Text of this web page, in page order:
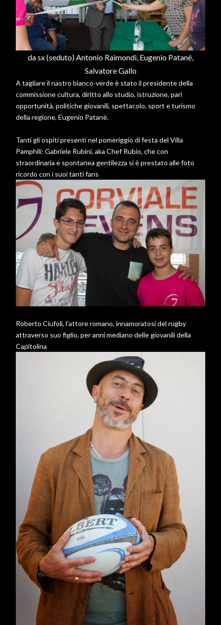
da sx (seduto) Antonio Raimondi, Eugenio Patané,
Salvatore Gallo
A tagliare il nastro bianco-verde è stato il presidente della
commissione cultura, diritto allo studio, istruzione, pari
opportunità, politiche giovanili, spettacolo, sport e turismo
della regione, Eugenio Patanè.
Tanti gli ospiti presenti nel pomeriggio di festa del Villa
Pamphili: Gabriele Rubini, aka Chef Rubio, che con
straordinaria e spontanea gentilezza si è prestato alle foto
ricordo con i suoi tanti fans
Roberto Ciufoli, l'attore romano, innamoratosi del rugby
attraverso suo figlio, per anni mediano delle giovanili della
Capitolina